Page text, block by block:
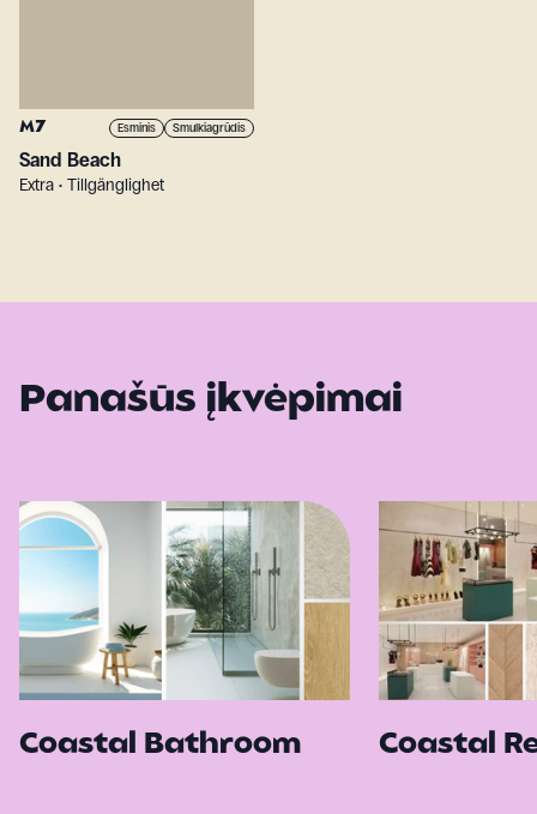
M7 Esminis Smulkiagrūdis
Sand Beach
Extra • Tillgänglighet
Panašūs įkvėpimai
Coastal Bathroom Coastal